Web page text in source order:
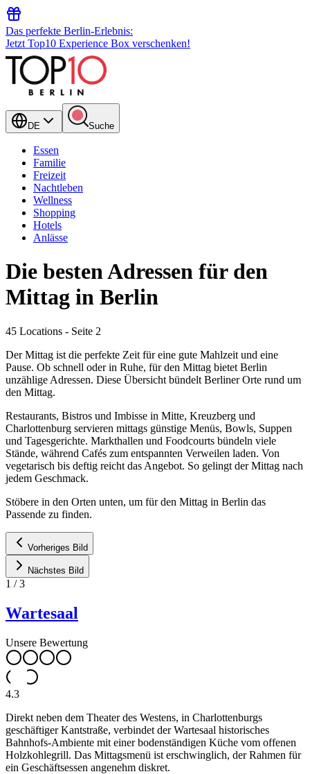
Das perfekte Berlin-Erlebnis:
Jetzt Top10 Experience Box verschenken!
DE Suche
Essen
Familie
Freizeit
Nachtleben
Wellness
Shopping
Hotels
Anlässe
Die besten Adressen für den
Mittag in Berlin
45 Locations - Seite 2
Der Mittag ist die perfekte Zeit für eine gute Mahlzeit und eine
Pause. Ob schnell oder in Ruhe, für den Mittag bietet Berlin
unzählige Adressen. Diese Übersicht bündelt Berliner Orte rund um
den Mittag.
Restaurants, Bistros und Imbisse in Mitte, Kreuzberg und
Charlottenburg servieren mittags günstige Menüs, Bowls, Suppen
und Tagesgerichte. Markthallen und Foodcourts bündeln viele
Stände, während Cafés zum entspannten Verweilen laden. Von
vegetarisch bis deftig reicht das Angebot. So gelingt der Mittag nach
jedem Geschmack.
Stöbere in den Orten unten, um für den Mittag in Berlin das
Passende zu finden.
Vorheriges Bild
Nächstes Bild
1 /3
Wartesaal
Unsere Bewertung
4.3
Direkt neben dem Theater des Westens, in Charlottenburgs
geschäftiger Kantstraße, verbindet der Wartesaal historisches
Bahnhofs-Ambiente mit einer bodenständigen Küche vom offenen
Holzkohlegrill. Das Mittagsmenü ist erschwinglich, der Rahmen für
ein Geschäftsessen angenehm diskret.